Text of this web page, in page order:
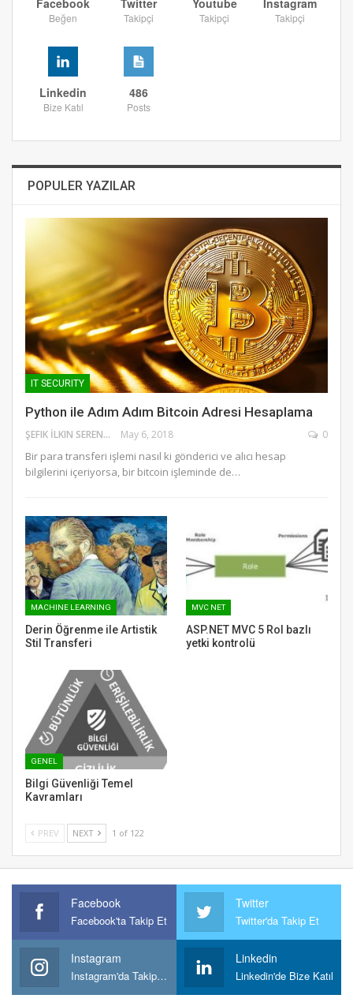
Beğen Takipçi Takipçi Takipçi
Linkedin
Bize Katıl
486
Posts
POPULER YAZILAR
IT SECURITY
Python ile Adım Adım Bitcoin Adresi Hesaplama
ŞEFIK İLKIN SERENGIL May 6, 2018 0
Bir para transferi işlemi nasıl ki gönderici ve alıcı hesap
bilgilerini içeriyorsa, bir bitcoin işleminde de…
MACHINE LEARNING
Derin Öğrenme ile Artistik
Stil Transferi
MVC NET
ASP.NET MVC 5 Rol bazlı
yetki kontrolü
GENEL
Bilgi Güvenliği Temel
Kavramları
PREV NEXT 1 of 122
Facebook
Facebook'ta Takip Et
Twitter
Twitter'da Takip Et
Instagram
Instagram'da Takipt Et
Linkedin
Linkedin'de Bize Katıl